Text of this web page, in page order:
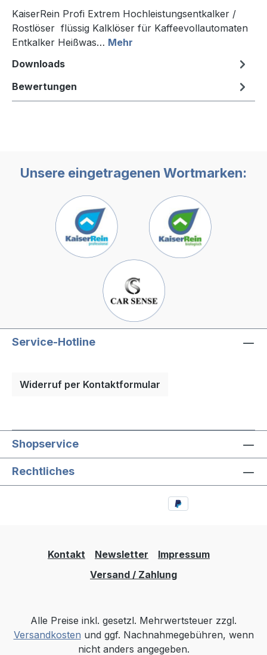
KaiserRein Profi Extrem Hochleistungsentkalker /
Rostlöser flüssig Kalklöser für Kaffeevollautomaten
Entkalker Heißwas… Mehr
Downloads
Bewertungen
Unsere eingetragenen Wortmarken:
Service-Hotline
Widerruf per Kontaktformular
Shopservice
Rechtliches
Kontakt Newsletter
Impressum
Versand / Zahlung
Alle Preise inkl. gesetzl. Mehrwertsteuer zzgl.
Versandkosten und ggf. Nachnahmegebühren, wenn
nicht anders angegeben.